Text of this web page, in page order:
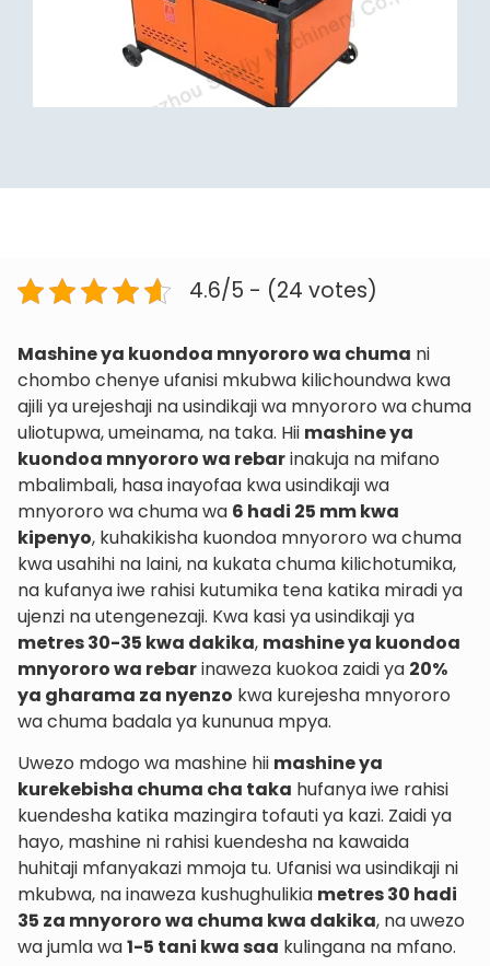
4.6/5 - (24 votes)
Mashine ya kuondoa mnyororo wa chuma ni
chombo chenye ufanisi mkubwa kilichoundwa kwa
ajili ya urejeshaji na usindikaji wa mnyororo wa chuma
uliotupwa, umeinama, na taka. Hii mashine ya
kuondoa mnyororo wa rebarinakuja na mifano
mbalimbali, hasa inayofaa kwa usindikaji wa
mnyororo wa chuma wa 6 hadi 25 mm kwa
kipenyo, kuhakikisha kuondoa mnyororo wa chuma
kwa usahihi na laini, na kukata chuma kilichotumika,
na kufanya iwe rahisi kutumika tena katika miradi ya
ujenzi na utengenezaji. Kwa kasi ya usindikaji ya
metres 30-35 kwa dakika, mashine ya kuondoa
mnyororo wa rebarinaweza kuokoa zaidi ya 20%
ya gharama za nyenzo kwa kurejesha mnyororo
wa chuma badala ya kununua mpya.
Uwezo mdogo wa mashine hii mashine ya
kurekebisha chuma cha taka hufanya iwe rahisi
kuendesha katika mazingira tofauti ya kazi. Zaidi ya
hayo, mashine ni rahisi kuendesha na kawaida
huhitaji mfanyakazi mmoja tu. Ufanisi wa usindikaji ni
mkubwa, na inaweza kushughulikia metres 30 hadi
35 za mnyororo wa chuma kwa dakika, na uwezo
wa jumla wa1-5 tani kwa saa kulingana na mfano.